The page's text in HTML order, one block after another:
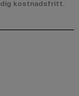
dig kostnadsfritt.